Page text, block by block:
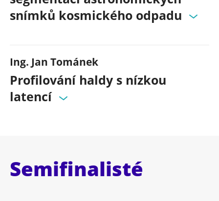
snímků kosmického odpadu
Ing. Jan Tománek
Profilování haldy s nízkou
latencí
Semifinalisté